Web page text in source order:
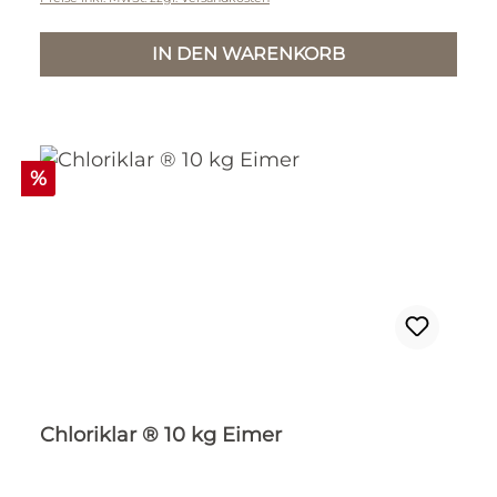
IN DEN WARENKORB
Rabatt
%
Chloriklar ® 10 kg Eimer